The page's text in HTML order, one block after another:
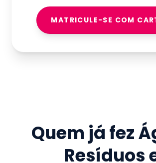
MATRICULE-SE COM
Quem já fez
Resíduos